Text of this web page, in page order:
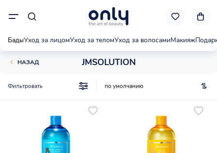
БадыУход за лицомУход за теломУход за волосамиМакияж
НАЗАД JMSOLUTION
Фильтровать